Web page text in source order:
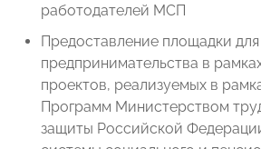
работодателей МСП
Предоставление площадки
предпринимательства в
проектов, реализуемых в
Программ Министерством
защиты Российской